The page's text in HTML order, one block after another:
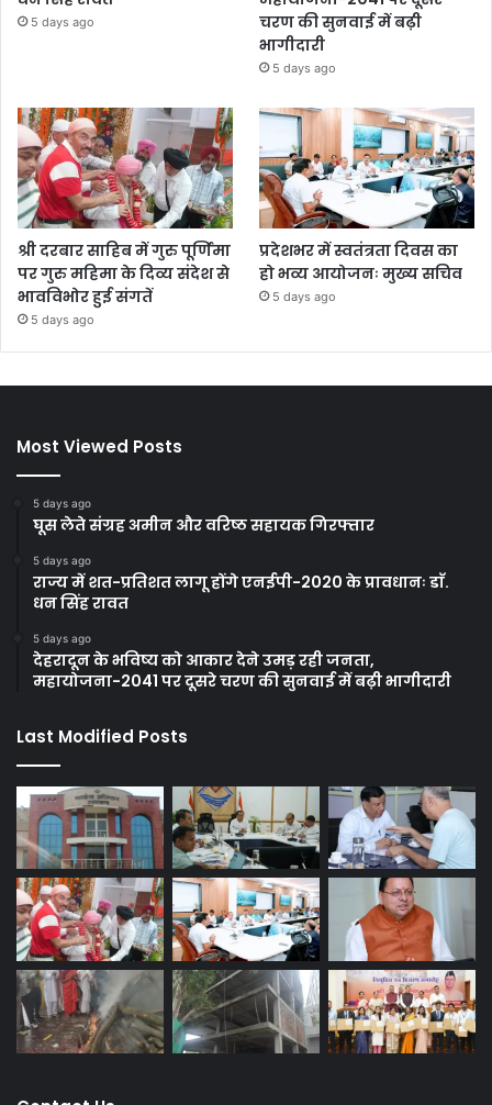
5 days ago
चरण की सुनवाई में बढ़ी
भागीदारी
5 days ago
श्री दरबार साहिब में गुरु पूर्णिमा
पर गुरु महिमा के दिव्य संदेश से
भावविभोर हुई संगतें
5 days ago
प्रदेशभर में स्वतंत्रता दिवस का
हो भव्य आयोजनः मुख्य सचिव
5 days ago
Most Viewed Posts
5 days ago
घूस लेते संग्रह अमीन और वरिष्ठ सहायक गिरफ्तार
5 days ago
राज्य में शत-प्रतिशत लागू होंगे एनईपी-2020 के प्रावधानः डाॅ.
धन सिंह रावत
5 days ago
देहरादून के भविष्य को आकार देने उमड़ रही जनता,
महायोजना-2041 पर दूसरे चरण की सुनवाई में बढ़ी भागीदारी
Last Modified Posts